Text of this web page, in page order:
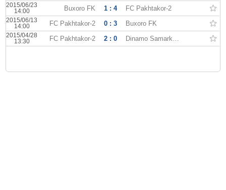
2015/06/23
14:00
Buxoro FK 1 : 4 FC Pakhtakor-2
2015/06/13
14:00
FC Pakhtakor-2 0 : 3 Buxoro FK
2015/04/28
13:30
FC Pakhtakor-2 2 : 0 Dinamo Samarkand